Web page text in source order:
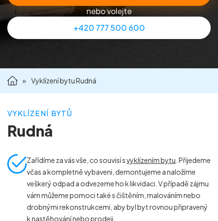
Příprava nemovitostí na prodej
nebo volejte
+420 777 500 600
» Vyklízení bytu Rudná
VYKLÍZENÍ BYTŮ
Rudná
Zařídíme za vás vše, co souvisí svyklízením bytu . Přijedeme
včas a kompletně vybaveni, demontujeme a naložíme
veškerý odpad a odvezeme ho k likvidaci. V případě zájmu
vám můžeme pomoci také s čištěním, malováním nebo
drobnými rekonstrukcemi, aby byl byt rovnou připravený
k nastěhování nebo prodeji.